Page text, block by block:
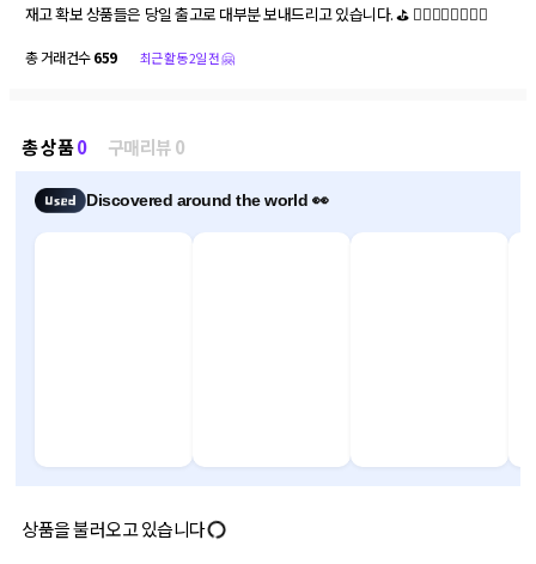
재고 확보 상품들은 당일 출고로 대부분 보내드리고 있습니다. ⛳️ 🏌🏻‍♀️🏌🏻‍♂️🏌🏻
총 거래건수659 최근 활동 2일 전 🤗
총 상품0 구매리뷰 0
Discovered around the world 👀
상품을 불러오고 있습니다